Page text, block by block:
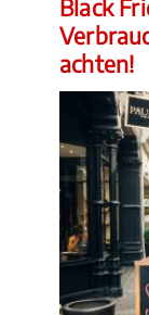
Black
achten!